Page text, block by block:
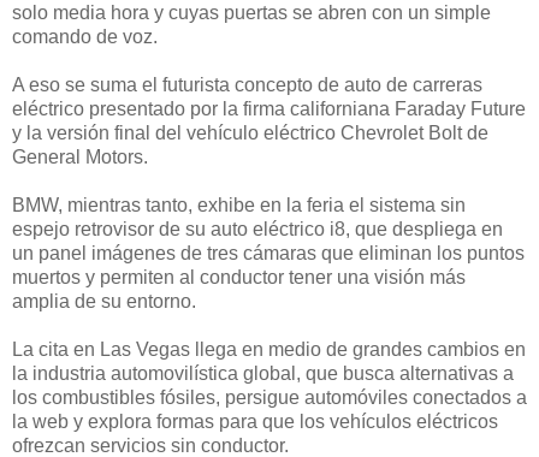
solo media hora y cuyas puertas se abren con un simple
comando de voz.
A eso se suma el futurista concepto de auto de carreras
eléctrico presentado por la firma californiana Faraday Future
y la versión final del vehículo eléctrico Chevrolet Bolt de
General Motors.
BMW, mientras tanto, exhibe en la feria el sistema sin
espejo retrovisor de su auto eléctrico i8, que despliega en
un panel imágenes de tres cámaras que eliminan los puntos
muertos y permiten al conductor tener una visión más
amplia de su entorno.
La cita en Las Vegas llega en medio de grandes cambios en
la industria automovilística global, que busca alternativas a
los combustibles fósiles, persigue automóviles conectados a
la web y explora formas para que los vehículos eléctricos
ofrezcan servicios sin conductor.